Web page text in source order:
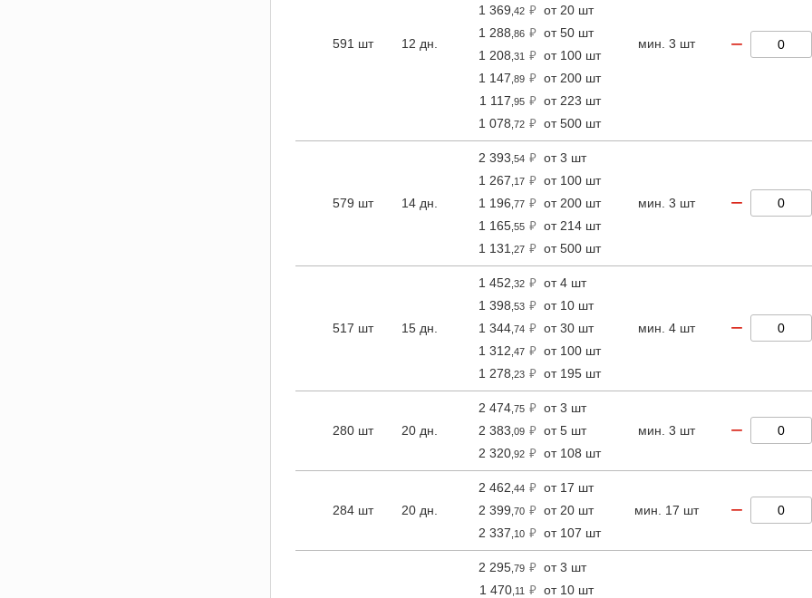
591 шт 12 дн.
1 369 ,42
от 20 шт
1 288 ,86
от 50 шт
1 208 ,31
от 100 шт
1 147 ,89
от 200 шт
1 117 ,95
от 223 шт
1 078 ,72 от 500 шт
мин. 3 шт −
579 шт 14 дн.
2 393 ,54
от 3 шт
1 267 ,17
от 100 шт
1 196 ,77
от 200 шт
1 165 ,55
от 214 шт
1 131 ,27 от 500 шт
мин. 3 шт −
517 шт 15 дн.
1 452 ,32
от 4 шт
1 398 ,53
от 10 шт
1 344 ,74
от 30 шт
1 312 ,47
от 100 шт
1 278 ,23 от 195 шт
мин. 4 шт −
280 шт 20 дн.
2 474 ,75
от 3 шт
2 383 ,09
от 5 шт
2 320 ,92 от 108 шт
мин. 3 шт −
284 шт 20 дн.
2 462 ,44
от 17 шт
2 399 ,70
от 20 шт
2 337 ,10 от 107 шт
мин. 17 шт −
2 295 ,79
от 3 шт
1 470 ,11
от 10 шт